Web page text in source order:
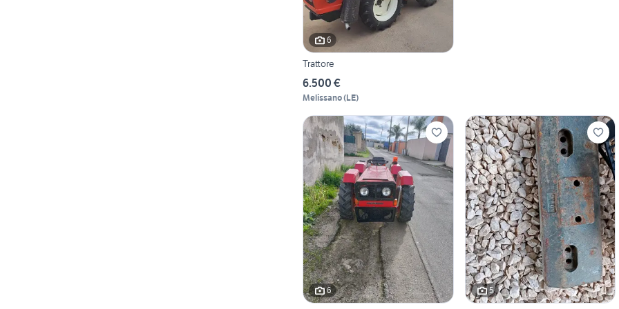
6
Trattore
6.500 €
Melissano(LE)
6 5